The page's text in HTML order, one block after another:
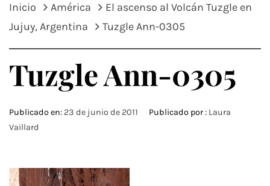
Inicio América
El ascenso al Volcán Tuzgle en
Jujuy, Argentina
Tuzgle Ann-0305
Tuzgle Ann-0305
Publicado en: 23 de junio de 2011 Publicado por : Laura
Vaillard